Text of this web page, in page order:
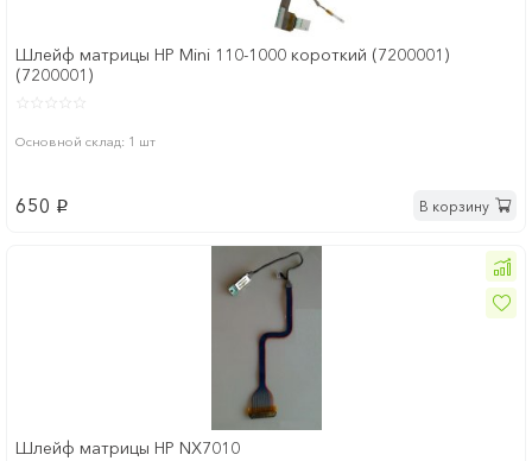
Шлейф матрицы HP Mini 110-1000 короткий (7200001)
(7200001)
Основной склад: 1 шт
650 p В корзину
Шлейф матрицы HP NX7010